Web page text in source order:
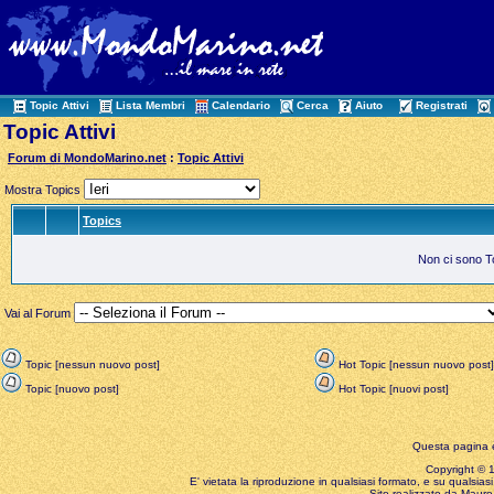
Topic Attivi Lista Membri Calendario Cerca Aiuto Registrati
Topic Attivi
Forum di MondoMarino.net :Topic Attivi
Mostra Topics
Topics
Non ci sono
Vai al Forum
Topic [nessun nuovo post]
Hot Topic [nessun nuovo post]
Topic [nuovo post]
Hot Topic [nuovi post]
Questa pagina
Copyright ©
E' vietata la riproduzione in qualsiasi formato, e su